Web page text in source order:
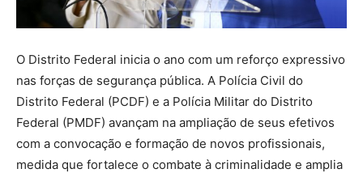
O Distrito Federal inicia o ano com um reforço expressivo
nas forças de segurança pública. A Polícia Civil do
Distrito Federal (PCDF) e a Polícia Militar do Distrito
Federal (PMDF) avançam na ampliação de seus efetivos
com a convocação e formação de novos profissionais,
medida que fortalece o combate à criminalidade e amplia